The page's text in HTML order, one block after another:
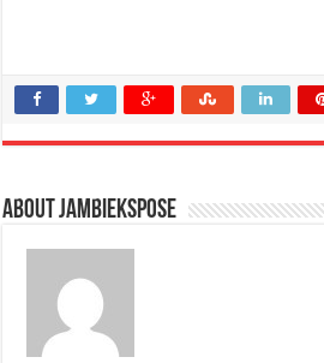
About jambiekspose